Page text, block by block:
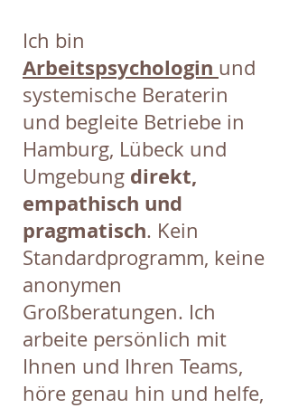
Ich bin
Arbeitspsychologin und
systemische Beraterin
und begleite Betriebe in
Hamburg, Lübeck und
Umgebung direkt,
empathisch und
pragmatisch. Kein
Standardprogramm, keine
anonymen
Großberatungen. Ich
arbeite persönlich mit
Ihnen und Ihren Teams,
höre genau hin und helfe,